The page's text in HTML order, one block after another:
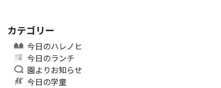
カテゴリー
今日のハレノヒ
今日のランチ
園よりお知らせ
今日の学童